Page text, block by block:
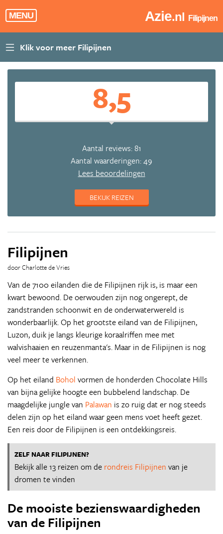
MENU Azie.nl Filipijnen
8,5
Aantal reviews: 81
Aantal waarderingen: 49
Lees beoordelingen
BEKIJK REIZEN
Filipijnen
door Charlotte de Vries
Van de 7100 eilanden die de Filipijnen rijk is, is maar een
kwart bewoond. De oerwouden zijn nog ongerept, de
zandstranden schoonwit en de onderwaterwereld is
wonderbaarlijk. Op het grootste eiland van de Filipijnen,
Luzon, duik je langs kleurige koraalriffen mee met
walvishaaien en reuzenmanta's. Maar in de Filipijnen is nog
veel meer te verkennen.
Op het eiland Bohol vormen de honderden Chocolate Hills
van bijna gelijke hoogte een bubbelend landschap. De
maagdelijke jungle van Palawan is zo ruig dat er nog steeds
delen zijn op het eiland waar geen mens voet heeft gezet.
Een reis door de Filipijnen is een ontdekkingsreis.
ZELF NAAR FILIPIJNEN?
Bekijk alle 13 reizen om de rondreis Filipijnen van je
dromen te vinden
De mooiste bezienswaardigheden
van de Filipijnen